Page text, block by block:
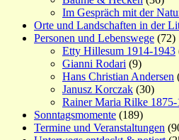
Im Gespräch mit der
Orte und Landschaften in der
Personen und Lebenswege (72)
Etty Hillesum 1914-1943
Gianni Rodari (9)
Hans Christian Andersen
Janusz Korczak (30)
Rainer Maria Rilke 1875-
Sonntagsmomente (189)
Termine und Veranstaltungen